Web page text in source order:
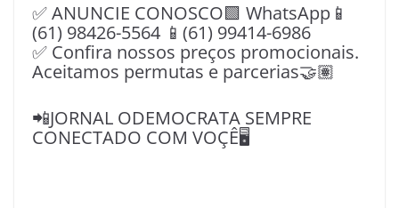
✅ ANUNCIE CONOSCO🟩 WhatsApp📱
(61) 98426-5564 📱(61) 99414-6986
✅ Confira nossos preços promocionais.
Aceitamos permutas e parcerias🤝🏽
📲JORNAL ODEMOCRATA SEMPRE
CONECTADO COM VOÇÊ🖥️